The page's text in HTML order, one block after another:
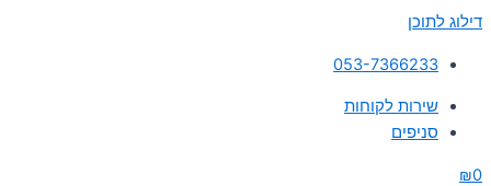
דילוג לתוכן
053-7366233
שירות לקוחות
סניפים
₪0